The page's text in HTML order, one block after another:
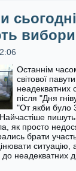
вибори
Останнім
світової
неадекватних
після "Дня
"От якби було
як просто
брати
ситуацію,
неадекватних